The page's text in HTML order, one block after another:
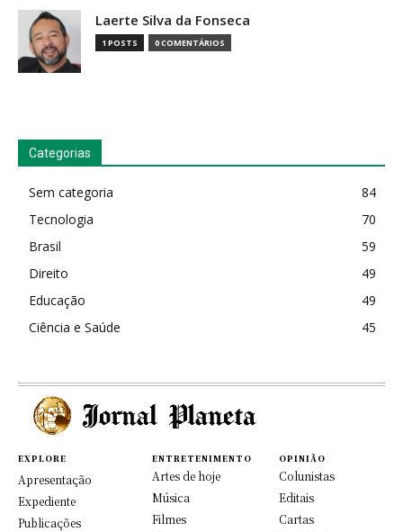
Laerte Silva da Fonseca
1 POSTS 0 COMENTÁRIOS
Categorias
Sem categoria
84
Tecnologia
70
Brasil
59
Direito
49
Educação
49
Ciência e Saúde
45
EXPLORE
Apresentação
Expediente
Publicações
ENTRETENIMENTO
Artes de hoje
Música
Filmes
OPINIÃO
Colunistas
Editais
Cartas